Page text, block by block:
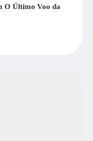
O Último Voo da